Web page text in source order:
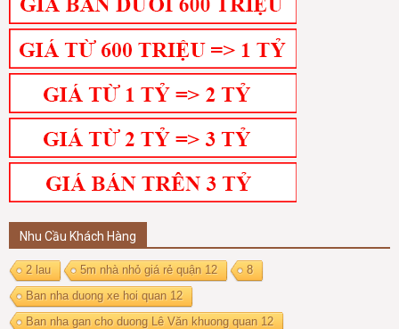
Nhu Cầu Khách Hàng
2 lau 5m nhà nhỏ giá rẻ quận 12
8
Ban nha duong xe hoi quan 12
Ban nha gan cho duong Lê Văn khuong quan 12